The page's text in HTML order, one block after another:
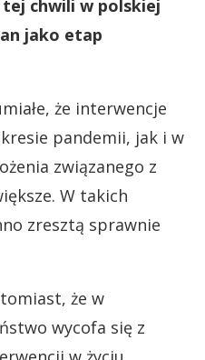
chwili w polskiej
jako etap
że interwencje
pandemii, jak i w
związanego z
W takich
zresztą sprawnie
że w
wycofa się z